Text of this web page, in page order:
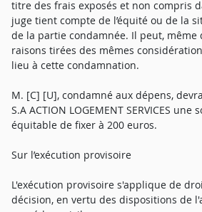
titre des frais exposés et non compris
juge tient compte de l’équité ou de la
de la partie condamnée. Il peut, même
raisons tirées des mêmes
lieu à cette condamnation.
M. [C] [U], condamné aux dépens,
S.A ACTION LOGEMENT SERVICES une
équitable de fixer à 200 euros.
Sur l’exécution provisoire
L'exécution provisoire s'applique de
décision, en vertu des dispositions de